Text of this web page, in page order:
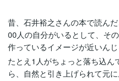
昔、石井裕之さんの本で読ん
00人の自分がいるとして、そ
作っているイメージが近いん
たとえ1人がちょっと落ち込ん
ら、自然と引き上げられて元に